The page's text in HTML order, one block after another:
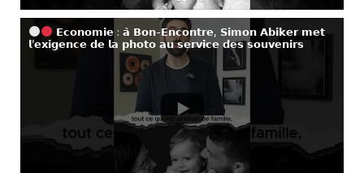
𝗘𝗰𝗼𝗻𝗼𝗺𝗶𝗲 : 𝗮̀ 𝗕𝗼𝗻-𝗘𝗻𝗰𝗼𝗻𝘁𝗿𝗲, 𝗦𝗶𝗺𝗼𝗻 𝗔𝗯𝗶𝗸𝗲𝗿 𝗺𝗲𝘁
𝗹’𝗲𝘅𝗶𝗴𝗲𝗻𝗰𝗲 𝗱𝗲 𝗹𝗮 𝗽𝗵𝗼𝘁𝗼 𝗮𝘂 𝘀𝗲𝗿𝘃𝗶𝗰𝗲 𝗱𝗲𝘀 𝘀𝗼𝘂𝘃𝗲𝗻𝗶𝗿𝘀